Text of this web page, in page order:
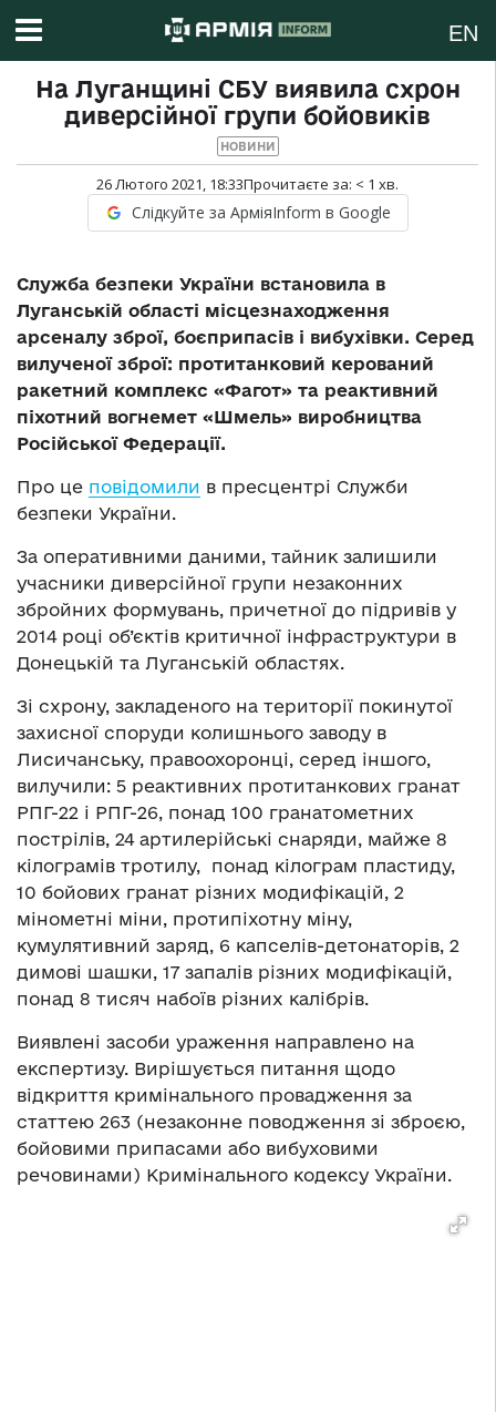
EN
На Луганщині СБУ виявила схрон
диверсійної групи бойовиків
НОВИНИ
26 Лютого 2021, 18:33Прочитаєте за: < 1 хв.
Слідкуйте за АрміяInform в Google
Служба безпеки України встановила в
Луганській області місцезнаходження
арсеналу зброї, боєприпасів і вибухівки. Серед
вилученої зброї: протитанковий керований
ракетний комплекс «Фагот» та реактивний
піхотний вогнемет «Шмель» виробництва
Російської Федерації.
Про це повідомили в пресцентрі Служби
безпеки України.
За оперативними даними, тайник залишили
учасники диверсійної групи незаконних
збройних формувань, причетної до підривів у
2014 році об’єктів критичної інфраструктури в
Донецькій та Луганській областях.
Зі схрону, закладеного на території покинутої
захисної споруди колишнього заводу в
Лисичанську, правоохоронці, серед іншого,
вилучили: 5 реактивних протитанкових гранат
РПГ-22 і РПГ-26, понад 100 гранатометних
пострілів, 24 артилерійські снаряди, майже 8
кілограмів тротилу, понад кілограм пластиду,
10 бойових гранат різних модифікацій, 2
мінометні міни, протипіхотну міну,
кумулятивний заряд, 6 капселів-детонаторів, 2
димові шашки, 17 запалів різних модифікацій,
понад 8 тисяч набоїв різних калібрів.
Виявлені засоби ураження направлено на
експертизу. Вирішується питання щодо
відкриття кримінального провадження за
статтею 263 (незаконне поводження зі зброєю,
бойовими припасами або вибуховими
речовинами) Кримінального кодексу України.